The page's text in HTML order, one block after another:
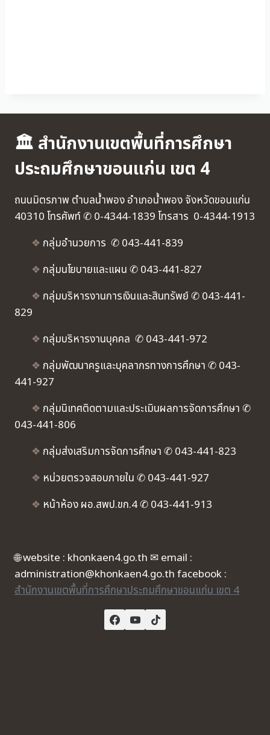
🏛 สำนักงานเขตพื้นที่การศึกษา
ประถมศึกษาขอนแก่น เขต 4
ถนนมิตรภาพ ตำบลน้ำพอง อำเภอน้ำพอง จังหวัดขอนแก่น
40310 โทรศัพท์ ✆ 0-4344-1839 โทรสาร 0-4344-1913
❖ กลุ่มอำนวยการ ✆ 043-441-839
❖ กลุ่มนโยบายและแผน ✆ 043-441-827
❖ กลุ่มบริหารงานการเงินและสินทรัพย์ ✆ 043-441-
829
❖ กลุ่มบริหารงานบุคคล ✆ 043-441-972
❖ กลุ่มพัฒนาครูและบุคลากรทางการศึกษา ✆ 043-
441-927
❖ กลุ่มนิเทศติดตามและประเมินผลการจัดการศึกษา ✆
043-441-806
❖ กลุ่มส่งเสริมการจัดการศึกษา ✆ 043-441-823
❖ หน่วยตรวจสอบภายใน ✆ 043-441-927
❖ หน้าห้อง ผอ.สพป.ขก.4 ✆ 043-441-913
🌐 website : khonkaen4.go.th ✉ email :
administration@khonkaen4.go.th facebook :
สำนักงานเขตพื้นที่การศึกษาประถมศึกษาขอนแก่น เขต 4